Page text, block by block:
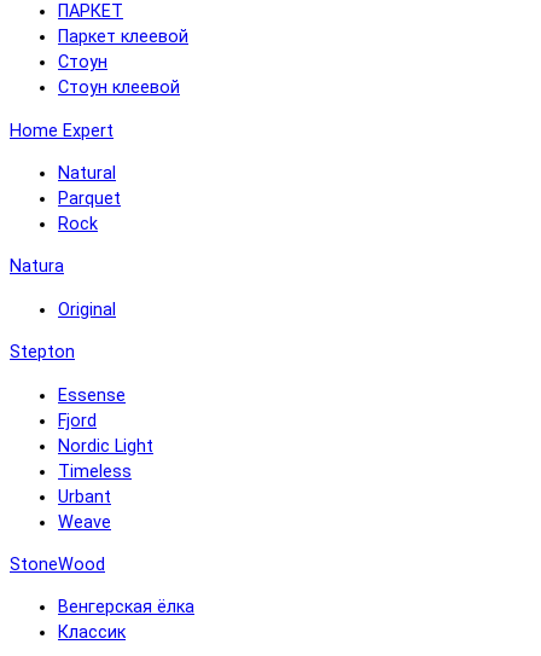
ПАРКЕТ
Паркет клеевой
Стоун
Стоун клеевой
Home Expert
Natural
Parquet
Rock
Natura
Original
Stepton
Essense
Fjord
Nordic Light
Timeless
Urbant
Weave
StoneWood
Венгерская ёлка
Классик